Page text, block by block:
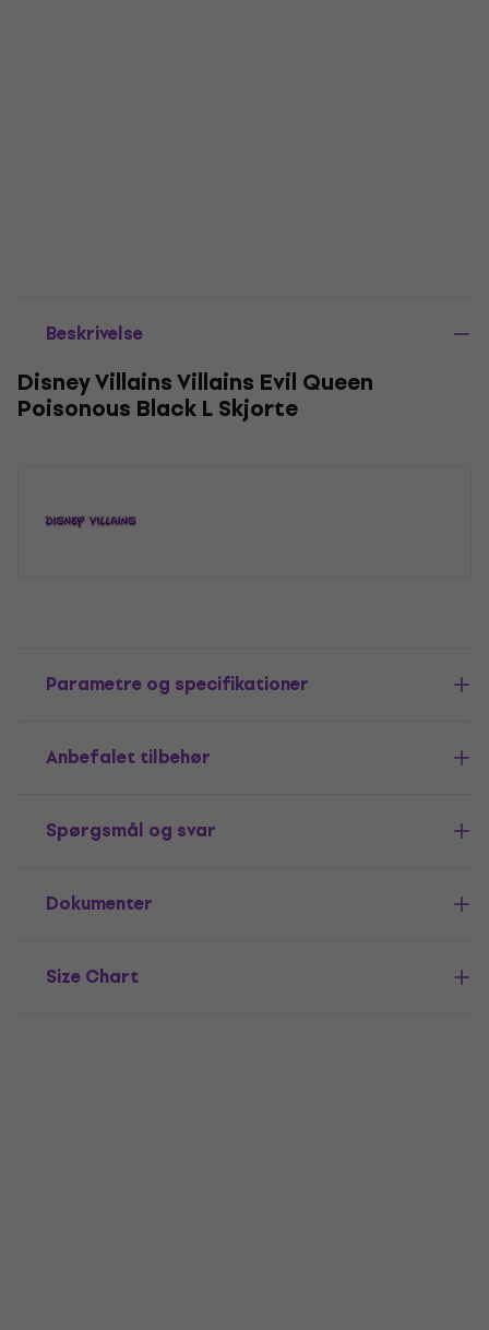
Beskrivelse
Disney Villains Villains Evil Queen
Poisonous Black L Skjorte
Parametre og specifikationer
Anbefalet tilbehør
Spørgsmål og svar
Dokumenter
Size Chart